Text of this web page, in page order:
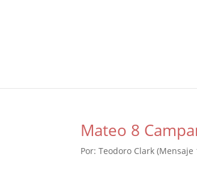
Mateo 8
Por: Teodoro Clark (Mensaje